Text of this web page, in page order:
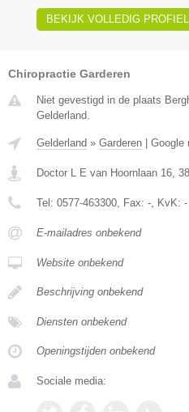
BEKIJK VOLLEDIG PROFIEL
Chiropractie Garderen
Niet gevestigd in de plaats
Gelderland.
Gelderland » Garderen Google
Doctor L E van Hoornlaan 16
Tel: 0577-463300 , Fax: - , KvK: -
E-mailadres onbekend
Website onbekend
Beschrijving onbekend
Diensten onbekend
Openingstijden onbekend
Sociale media: